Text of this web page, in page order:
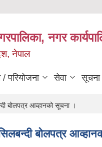
नगर
नेपाल
/ परियोजना सेवा सूचना
बोलपत्र आव्हानको सूचना ।
सिलबन्दी बोलपत्र